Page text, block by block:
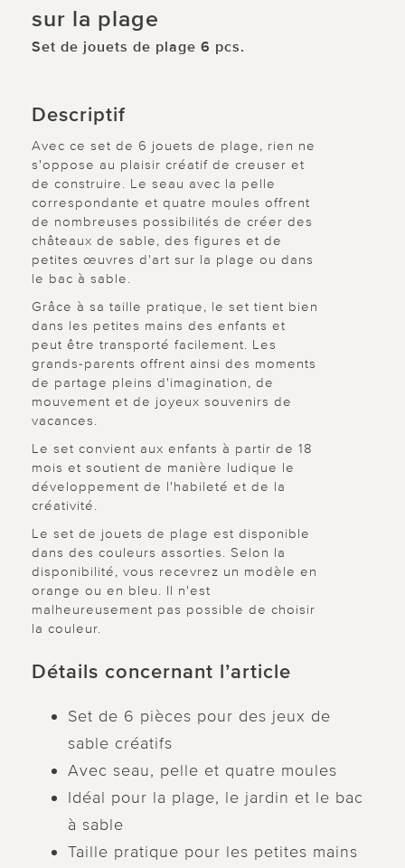
sur la plage
Set de jouets de plage 6 pcs.
Descriptif
Avec ce set de 6 jouets de plage, rien ne
s'oppose au plaisir créatif de creuser et
de construire. Le seau avec la pelle
correspondante et quatre moules offrent
de nombreuses possibilités de créer des
châteaux de sable, des figures et de
petites œuvres d'art sur la plage ou dans
le bac à sable.
Grâce à sa taille pratique, le set tient bien
dans les petites mains des enfants et
peut être transporté facilement. Les
grands-parents offrent ainsi des moments
de partage pleins d'imagination, de
mouvement et de joyeux souvenirs de
vacances.
Le set convient aux enfants à partir de 18
mois et soutient de manière ludique le
développement de l'habileté et de la
créativité.
Le set de jouets de plage est disponible
dans des couleurs assorties. Selon la
disponibilité, vous recevrez un modèle en
orange ou en bleu. Il n'est
malheureusement pas possible de choisir
la couleur.
Détails concernant l’article
Set de 6 pièces pour des jeux de
sable créatifs
Avec seau, pelle et quatre moules
Idéal pour la plage, le jardin et le bac
à sable
Taille pratique pour les petites mains